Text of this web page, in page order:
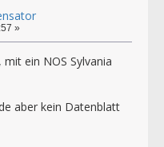
»
ein NOS Sylvania
aber kein Datenblatt